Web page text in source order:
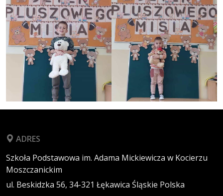
ADRES
Szkoła Podstawowa im. Adama Mickiewicza w Kocierzu
Moszczanickim
ul. Beskidzka 56, 34-321 Łękawica Śląskie Polska